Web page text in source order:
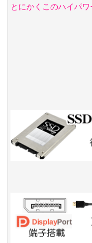
とにかくこのハイパ